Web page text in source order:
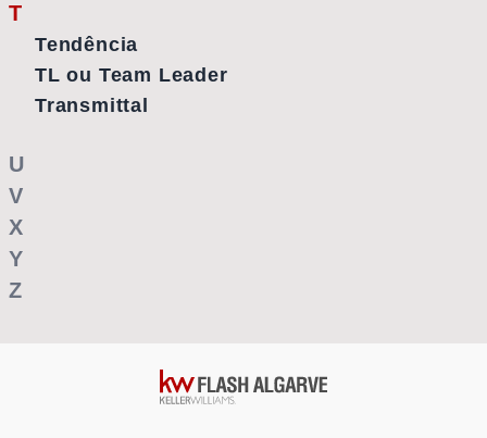
T
Tendência
TL ou Team Leader
Transmittal
U
V
X
Y
Z